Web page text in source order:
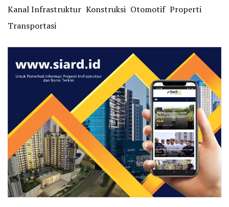
Kanal Infrastruktur Konstruksi Otomotif Properti
Transportasi